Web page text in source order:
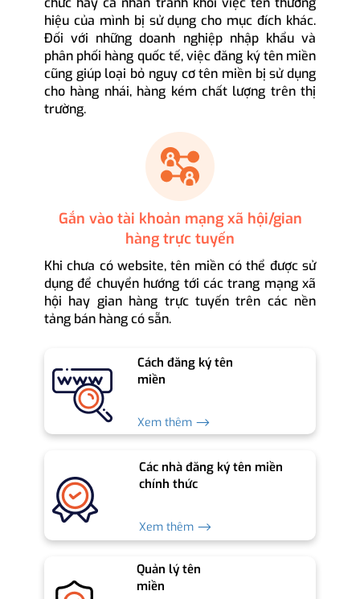
hiệu của mình bị sử dụng cho mục đích khác.
Đối với những doanh nghiệp nhập khẩu và
phân phối hàng quốc tế, việc đăng ký tên miền
cũng giúp loại bỏ nguy cơ tên miền bị sử dụng
cho hàng nhái, hàng kém chất lượng trên thị
trường.
Gắn vào tài khoản mạng xã hội/gian
hàng trực tuyến
Khi chưa có website, tên miền có thể được sử
dụng để chuyển hướng tới các trang mạng xã
hội hay gian hàng trực tuyến trên các nền
tảng bán hàng có sẵn.
Cách đăng ký tên
miền
Xem thêm ⟶
Các nhà đăng ký tên miền
chính thức
Xem thêm ⟶
Quản lý tên
miền